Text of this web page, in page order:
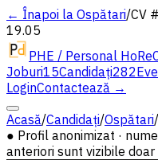
← Înapoi la Ospătari/CV #
19.05
PHE / Personal
Joburi15Candidați282
LoginContactează →
Acasă/Candidați/Ospătari/
● Profil anonimizat ·
anteriori sunt vizibile